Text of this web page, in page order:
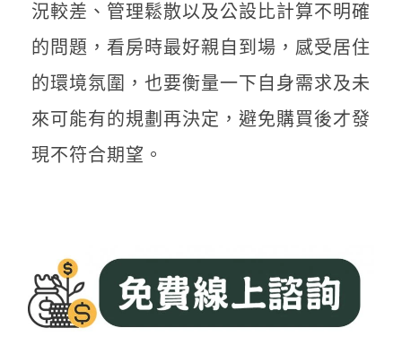
況較差、管理鬆散以及公設比計算不明確
的問題，看房時最好親自到場，感受居住
的環境氛圍，也要衡量一下自身需求及未
來可能有的規劃再決定，避免購買後才發
現不符合期望。